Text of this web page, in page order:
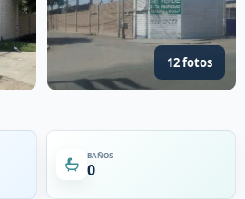
12 fotos
BAÑOS
0